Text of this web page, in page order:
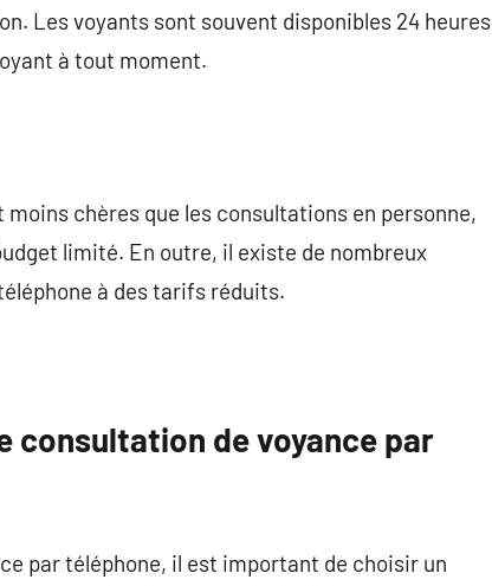
Les voyants sont souvent disponibles 24 heures
à tout moment.
chères que les consultations en personne,
limité. En outre, il existe de nombreux
à des tarifs réduits.
consultation de voyance par
par téléphone, il est important de choisir un